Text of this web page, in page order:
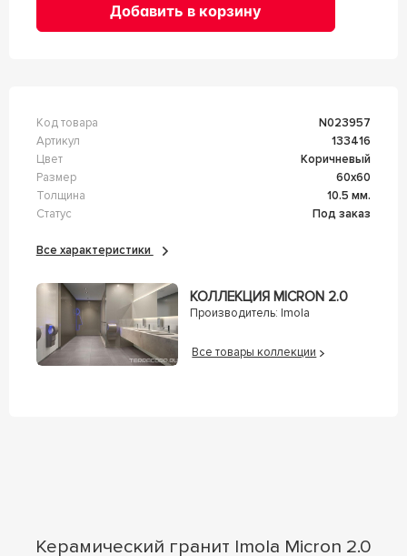
Добавить в корзину
Код товара
n023957
Артикул
133416
Цвет
Коричневый
Размер
60x60
Толщина
10.5 мм.
Статус
Под заказ
Все характеристики
КОЛЛЕКЦИЯ MICRON 2.0
Производитель: Imola
Все товары коллекции
Керамический гранит Imola Micron 2.0